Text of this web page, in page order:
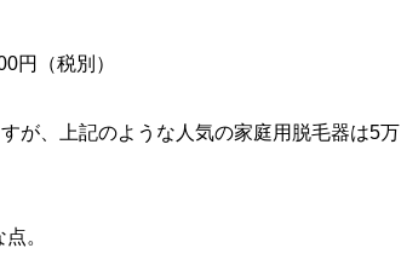
（税別）
が、上記のような人気の家庭用脱毛器は5万
。